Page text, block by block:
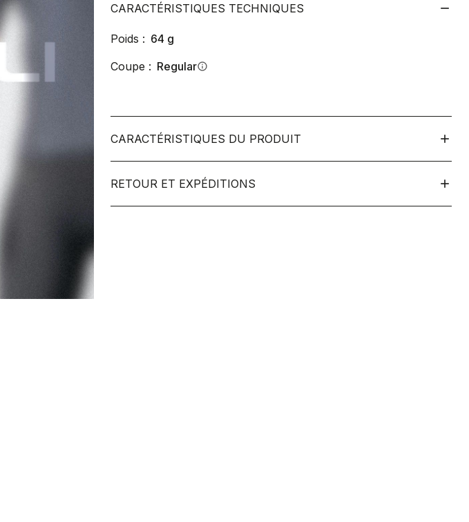
CARACTÉRISTIQUES TECHNIQUES
Poids : 64 g
Coupe : Regularinfo
CARACTÉRISTIQUES DU PRODUIT
RETOUR ET EXPÉDITIONS